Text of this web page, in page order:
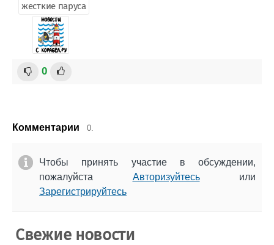
жесткие паруса
0
Комментарии 0.
Чтобы принять участие в обсуждении,
пожалуйста Авторизуйтесьили
Зарегистрируйтесь
Свежие новости